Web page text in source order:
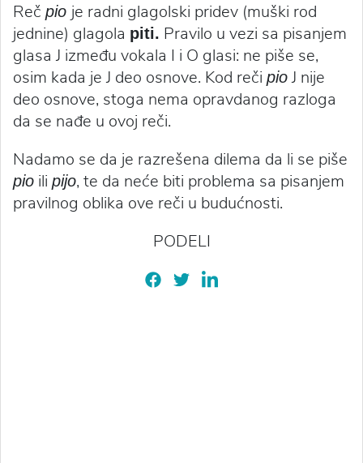
Reč pio je radni glagolski pridev (muški rod
jednine) glagola piti. Pravilo u vezi sa pisanjem
glasa J između vokala I i O glasi: ne piše se,
osim kada je J deo osnove. Kod reči pioJ nije
deo osnove, stoga nema opravdanog razloga
da se nađe u ovoj reči.
Nadamo se da je razrešena dilema da li se piše
pio ili pijo, te da neće biti problema sa pisanjem
pravilnog oblika ove reči u budućnosti.
PODELI